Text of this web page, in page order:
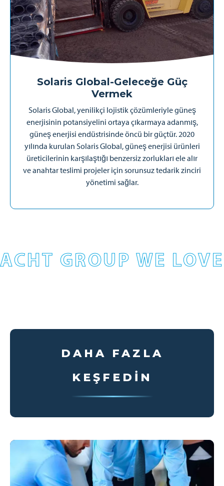
Solaris Global-Geleceğe Güç
Vermek
Solaris Global, yenilikçi lojistik çözümleriyle güneş
enerjisinin potansiyelini ortaya çıkarmaya adanmış,
güneş enerjisi endüstrisinde öncü bir güçtür. 2020
yılında kurulan Solaris Global, güneş enerjisi ürünleri
üreticilerinin karşılaştığı benzersiz zorlukları ele alır
ve anahtar teslimi projeler için sorunsuz tedarik zinciri
yönetimi sağlar.
GROUP WE
DAHA FAZLA
KEŞFEDIN